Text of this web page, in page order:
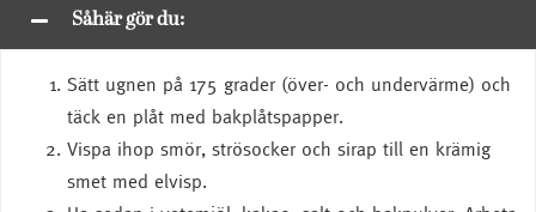
Såhär gör du:
Sätt ugnen på 175 grader (över- och undervärme) och
täck en plåt med bakplåtspapper.
Vispa ihop smör, strösocker och sirap till en krämig
smet med elvisp.